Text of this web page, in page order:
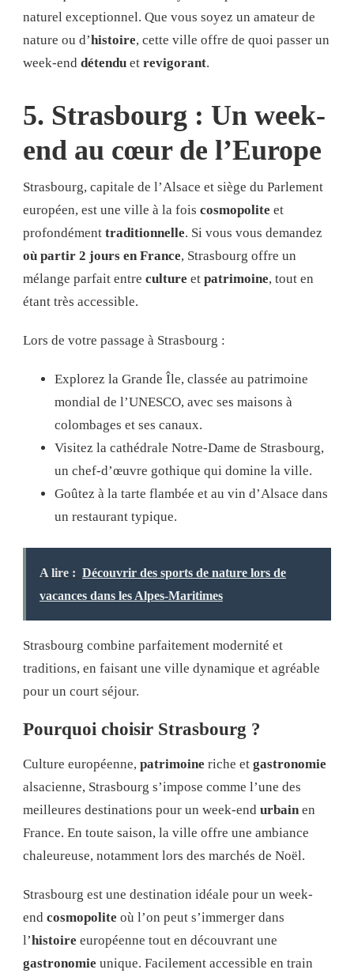
naturel exceptionnel. Que vous soyez un amateur de
nature ou d’histoire, cette ville offre de quoi passer un
week-end détendu et revigorant.
5. Strasbourg : Un week-
end au cœur de l’Europe
Strasbourg, capitale de l’Alsace et siège du Parlement
européen, est une ville à la fois cosmopolite et
profondément traditionnelle. Si vous vous demandez
où partir 2 jours en France, Strasbourg offre un
mélange parfait entre culture et patrimoine, tout en
étant très accessible.
Lors de votre passage à Strasbourg :
Explorez la Grande Île, classée au patrimoine
mondial de l’UNESCO, avec ses maisons à
colombages et ses canaux.
Visitez la cathédrale Notre-Dame de Strasbourg,
un chef-d’œuvre gothique qui domine la ville.
Goûtez à la tarte flambée et au vin d’Alsace dans
un restaurant typique.
A lire : Découvrir des sports de nature lors de
vacances dans les Alpes-Maritimes
Strasbourg combine parfaitement modernité et
traditions, en faisant une ville dynamique et agréable
pour un court séjour.
Pourquoi choisir Strasbourg ?
Culture européenne, patrimoine riche et gastronomie
alsacienne, Strasbourg s’impose comme l’une des
meilleures destinations pour un week-end urbain en
France. En toute saison, la ville offre une ambiance
chaleureuse, notamment lors des marchés de Noël.
Strasbourg est une destination idéale pour un week-
end cosmopolite où l’on peut s’immerger dans
l’histoire européenne tout en découvrant une
gastronomie unique. Facilement accessible en train